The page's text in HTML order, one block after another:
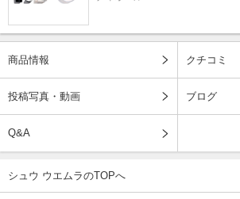
商品情報 クチコミ
投稿写真・動画 ブログ
Q&A
シュウ ウエムラのTOPへ